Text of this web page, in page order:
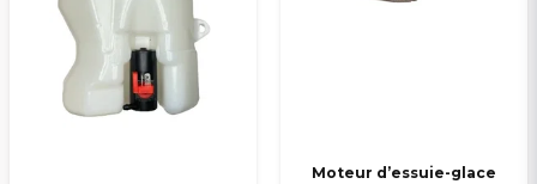
Moteur d’essuie-glace